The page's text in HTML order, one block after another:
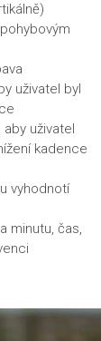
uživatel byl
uživatel
kadence
vyhodnotí
minutu, čas,